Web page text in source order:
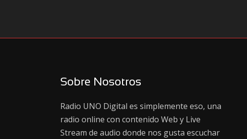
Sobre Nosotros
Radio UNO Digital es simplemente eso, una
radio online con contenido Web y Live
Stream de audio donde nos gusta escuchar